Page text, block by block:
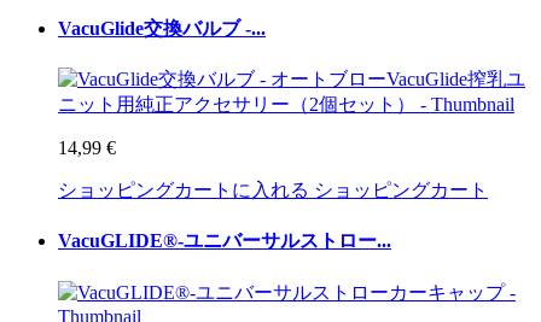
VacuGlide交換バルブ -...
14,99 €
ショッピングカートに入れる ショッピングカート
VacuGLIDE®-ユニバーサルストロー...